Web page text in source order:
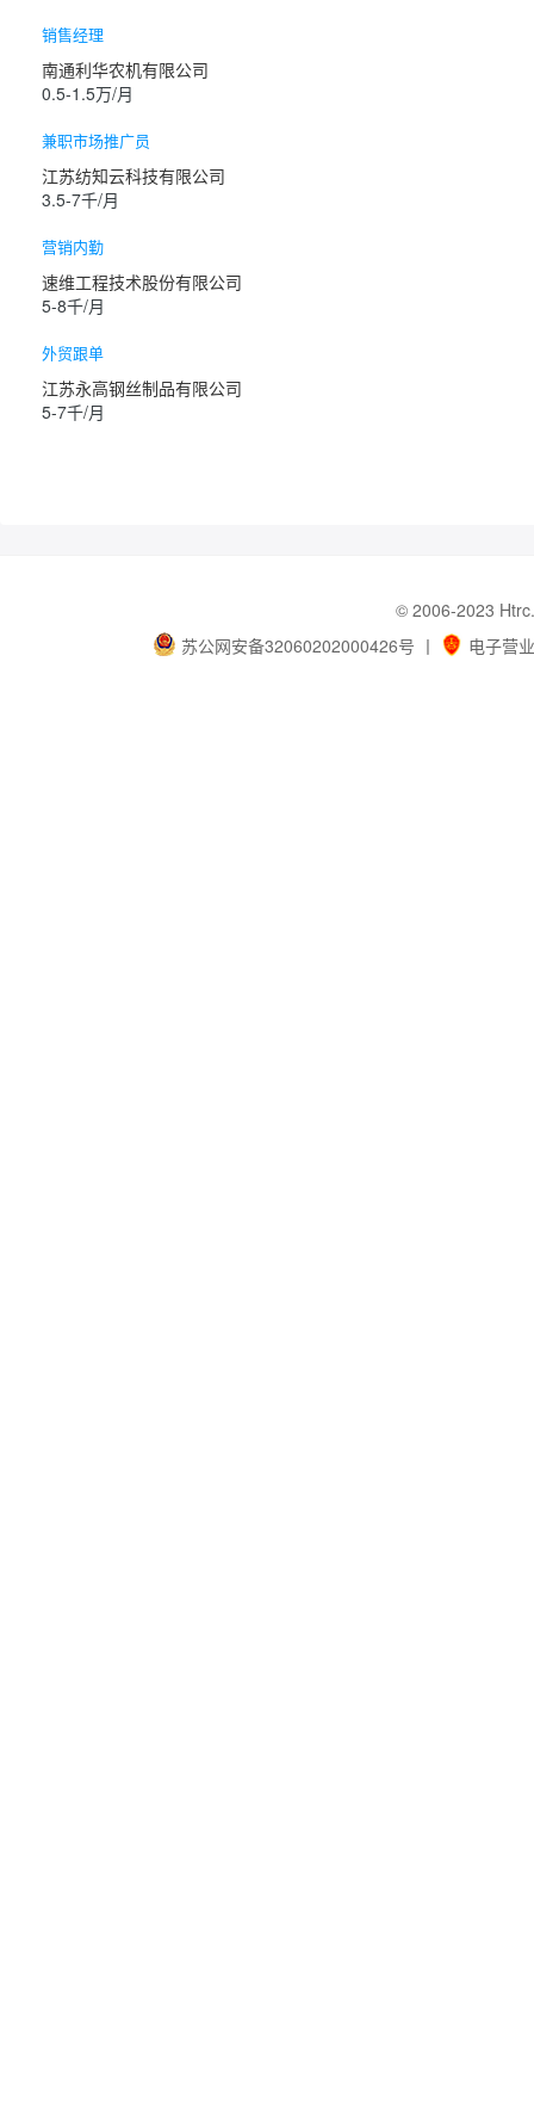
销售经理
南通利华农机有限公司
0.5-1.5万/月
兼职市场推广员
江苏纺知云科技有限公司
3.5-7千/月
营销内勤
速维工程技术股份有限公司
5-8千/月
外贸跟单
江苏永高钢丝制品有限公司
5-7千/月
© 2006-2023
苏公网安备32060202000426号 丨 电子营